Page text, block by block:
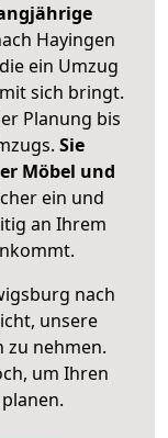
Hayingen
ein Umzug
sich bringt.
Planung bis
Sie
Möbel und
ein und
an Ihrem
nach
unsere
zu nehmen.
um Ihren